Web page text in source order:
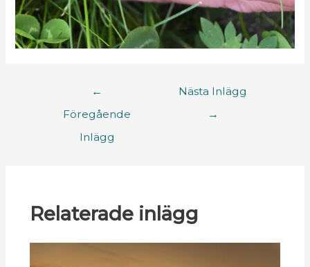
←
Föregående
Inlägg
Nästa Inlägg
→
Relaterade inlägg